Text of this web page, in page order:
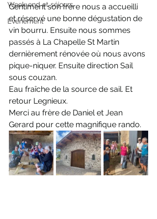
Week-end et séjours
Evènement
Gentiment son frère nous a accueilli
et réservé une bonne dégustation de
vin bourru. Ensuite nous sommes
passés à La Chapelle St Martin
dernièrement rénovée où nous avons
pique-niquer. Ensuite direction Sail
sous couzan.
Eau fraîche de la source de sail. Et
retour Legnieux.
Merci au frère de Daniel et Jean
Gerard pour cette magnifique rando.